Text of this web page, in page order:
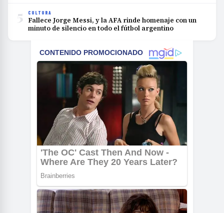
5 CULTURA
Fallece Jorge Messi, y la AFA rinde homenaje con un
minuto de silencio en todo el fútbol argentino